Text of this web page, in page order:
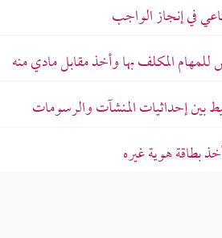
في إنجاز الواجب
المكلف بها وأخذ مقابل مادي منه
بين إحداثيات المنشآت والرسومات
بطاقة هوية غيره